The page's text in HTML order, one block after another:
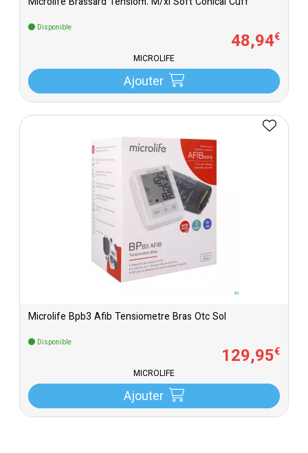
Disponible
48,94€
MICROLIFE
Ajouter
Microlife Bpb3 Afib Tensiometre Bras Otc Sol
Disponible
129,95€
MICROLIFE
Ajouter